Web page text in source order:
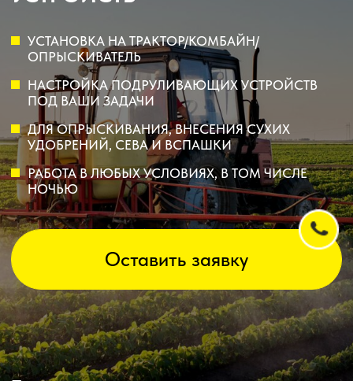
Оставить заявку
Получите консультацию или оставьте заявку
на обслуживание
НОЧЬЮ
УСТАНОВКА И НАСТРОЙКА
ПОДРУЛИВАЮЩИХ